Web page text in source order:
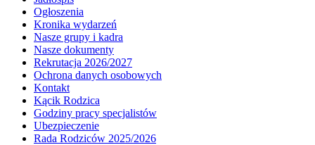
Ogłoszenia
Kronika wydarzeń
Nasze grupy i kadra
Nasze dokumenty
Rekrutacja 2026/2027
Ochrona danych osobowych
Kontakt
Kącik Rodzica
Godziny pracy specjalistów
Ubezpieczenie
Rada Rodziców 2025/2026